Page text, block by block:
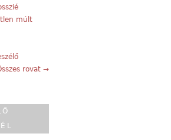
múlt
rovat →